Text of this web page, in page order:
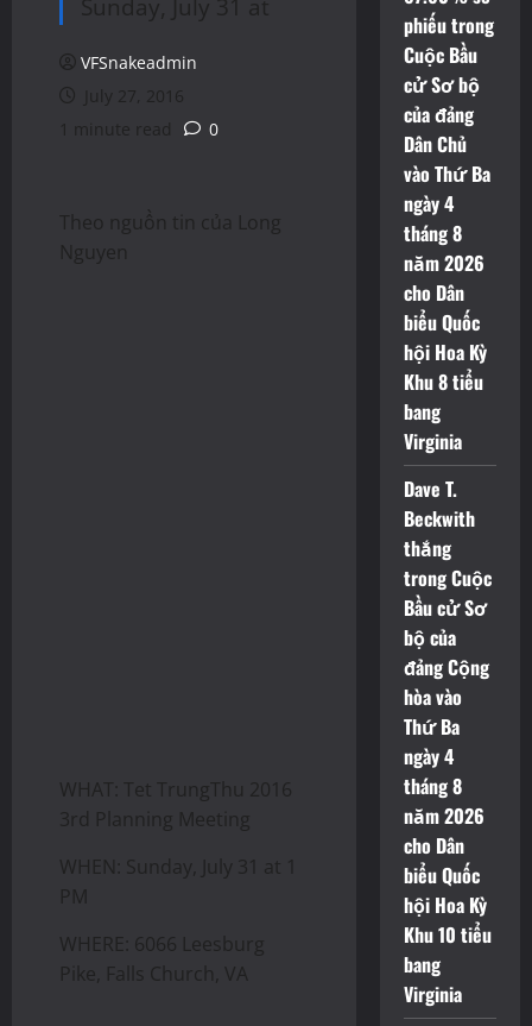
Sunday, July 31 at
VFSnakeadmin
July 27, 2016
1 minute read
0
Theo nguồn tin của Long
Nguyen
WHAT: Tet TrungThu 2016
3rd Planning Meeting
WHEN: Sunday, July 31 at 1
PM
WHERE: 6066 Leesburg
Pike, Falls Church, VA
phiếu trong
Cuộc Bầu
cử Sơ bộ
của đảng
Dân Chủ
vào Thứ Ba
ngày 4
tháng 8
năm 2026
cho Dân
biểu Quốc
hội Hoa Kỳ
Khu 8 tiểu
bang
Virginia
Dave T.
Beckwith
thắng
trong Cuộc
Bầu cử Sơ
bộ của
đảng Cộng
hòa vào
Thứ Ba
ngày 4
tháng 8
năm 2026
cho Dân
biểu Quốc
hội Hoa Kỳ
Khu 10 tiểu
bang
Virginia